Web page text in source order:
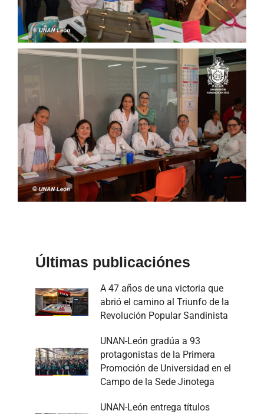
Últimas publicaciónes
A 47 años de una victoria que
abrió el camino al Triunfo de la
Revolución Popular Sandinista
UNAN-León gradúa a 93
protagonistas de la Primera
Promoción de Universidad en el
Campo de la Sede Jinotega
UNAN-León entrega títulos